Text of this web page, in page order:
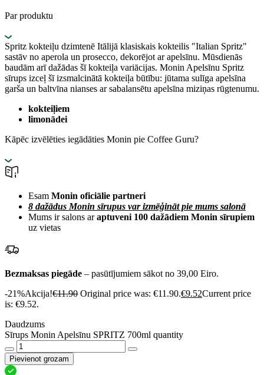
Par produktu
Spritz kokteiļu dzimtenē Itālijā klasiskais kokteilis "Italian Spritz"
sastāv no aperola un prosecco, dekorējot ar apelsīnu. Mūsdienās
baudām arī dažādas šī kokteiļa variācijas. Monin Apelsīnu Spritz
sīrups izceļ šī izsmalcinātā kokteiļa būtību: jūtama sulīga apelsīna
garša un baltvīna nianses ar sabalansētu apelsīna miziņas rūgtenumu.
kokteiļiem
limonādei
Kāpēc izvēlēties iegādāties Monin pie Coffee Guru?
Esam Monin oficiālie partneri
8 dažādus Monin sīrupus var izmēģināt pie mums salonā
Mums ir salons araptuveni 100 dažādiem Monin sīrupiem
uz vietas
Bezmaksas piegāde – pasūtījumiem sākot no 39,00 Eiro.
-21%Akcija!€11.90 Original price was: €11.90.€9.52Current price
is: €9.52.
Daudzums
Sīrups Monin Apelsīnu SPRITZ 700ml quantity
Pievienot grozam